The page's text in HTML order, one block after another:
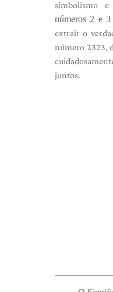
simbolismo
números 2 e 3
extrair o
número 2323,
juntos.